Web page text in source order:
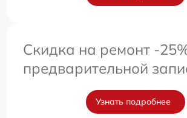
Скидка на ремонт -
предварительной
Узнать подробнее